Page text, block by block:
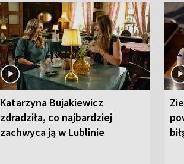
Katarzyna Bujakiewicz
zdradziła, co najbardziej
zachwyca ją w Lublinie